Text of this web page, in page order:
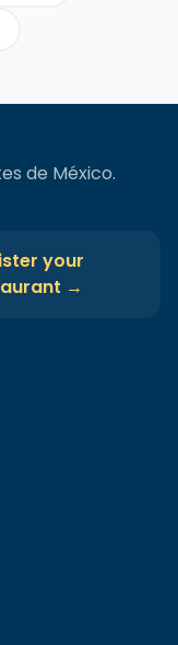
de México.
your
→